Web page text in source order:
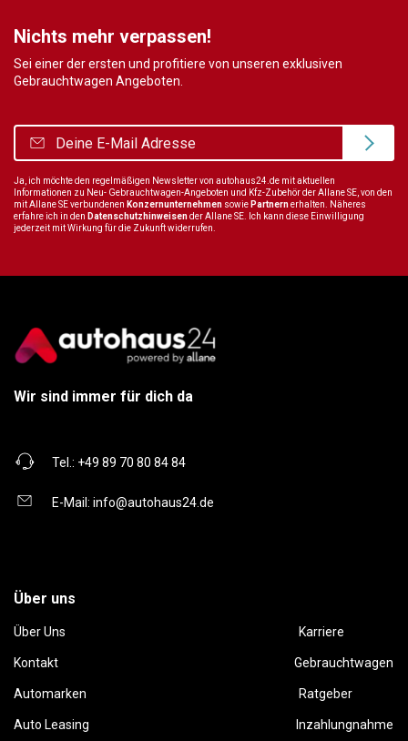
Nichts mehr verpassen!
Sei einer der ersten und profitiere von unseren exklusiven
Gebrauchtwagen Angeboten.
Ja, ich möchte den regelmäßigen Newsletter von autohaus24.de mit aktuellen
Informationen zu Neu- Gebrauchtwagen-Angeboten und Kfz-Zubehör der Allane SE, von den
mit Allane SE verbundenen Konzernunternehmen sowie Partnernerhalten. Näheres
erfahre ich in den Datenschutzhinweisender Allane SE. Ich kann diese Einwilligung
jederzeit mit Wirkung für die Zukunft widerrufen.
Wir sind immer für dich da
Tel.: +49 89 70 80 84 84
E-Mail: info@autohaus24.de
Über uns
Über Uns Karriere
Kontakt Gebrauchtwagen
Automarken Ratgeber
Auto Leasing Inzahlungnahme